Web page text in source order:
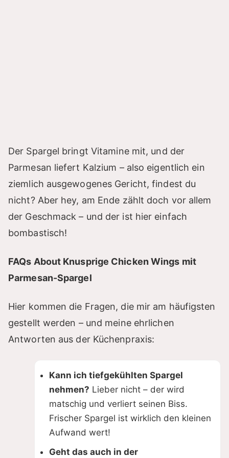
Der Spargel bringt Vitamine mit, und der
Parmesan liefert Kalzium – also eigentlich ein
ziemlich ausgewogenes Gericht, findest du
nicht? Aber hey, am Ende zählt doch vor allem
der Geschmack – und der ist hier einfach
bombastisch!
FAQs About Knusprige Chicken Wings mit
Parmesan-Spargel
Hier kommen die Fragen, die mir am häufigsten
gestellt werden – und meine ehrlichen
Antworten aus der Küchenpraxis:
Kann ich tiefgekühlten Spargel
nehmen? Lieber nicht – der wird
matschig und verliert seinen Biss.
Frischer Spargel ist wirklich den kleinen
Aufwand wert!
Geht das auch in der